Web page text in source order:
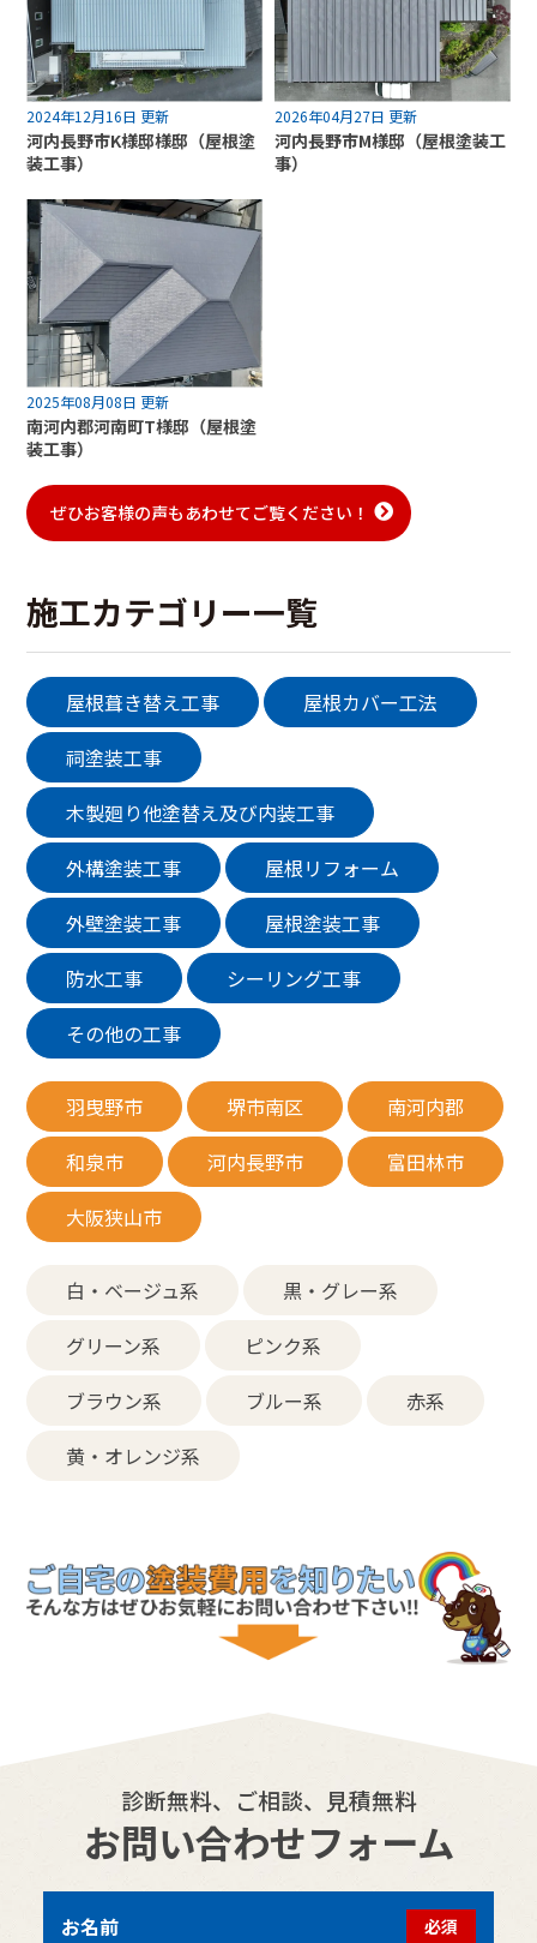
2024年12月16日 更新
河内長野市K様邸様邸（屋根塗
装工事）
2026年04月27日 更新
河内長野市M様邸（屋根塗装工
事）
2025年08月08日 更新
南河内郡河南町T様邸（屋根塗
装工事）
ぜひお客様の声もあわせてご覧ください！
施工カテゴリー一覧
屋根葺き替え工事
屋根カバー工法
祠塗装工事
木製廻り他塗替え及び内装工事
外構塗装工事
屋根リフォーム
外壁塗装工事
屋根塗装工事
防水工事
シーリング工事
その他の工事
羽曳野市 堺市南区
南河内郡
和泉市
河内長野市
富田林市
大阪狭山市
白・ベージュ系
黒・グレー系
グリーン系
ピンク系
ブラウン系
ブルー系
赤系
黄・オレンジ系
診断無料、ご相談、見積無料
お問い合わせフォーム
お名前 必須